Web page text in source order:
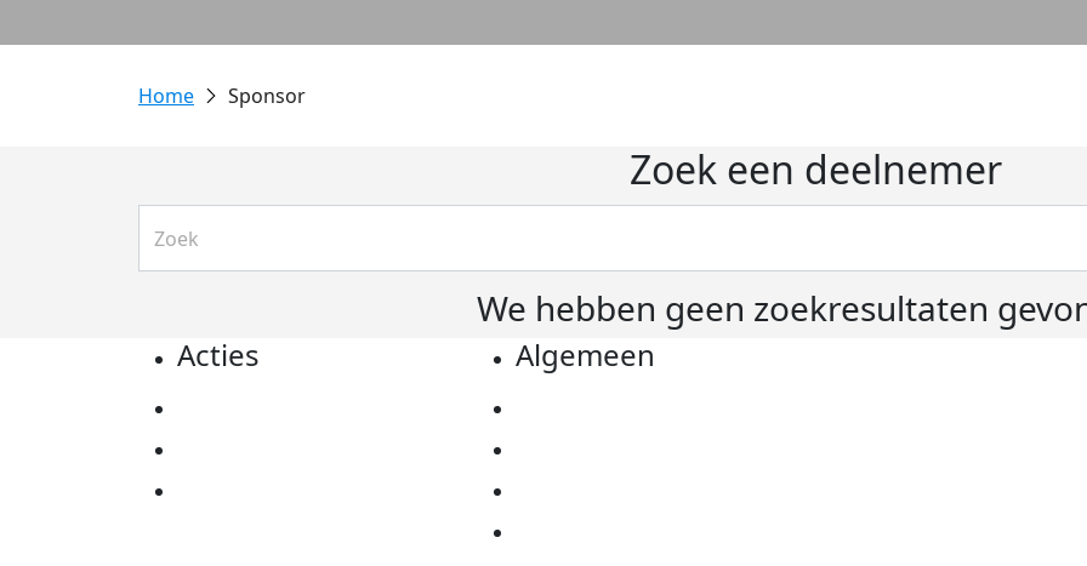
Sponsor
Zoek een deelnemer
We hebben geen zoekresultaten
Acties Algemeen